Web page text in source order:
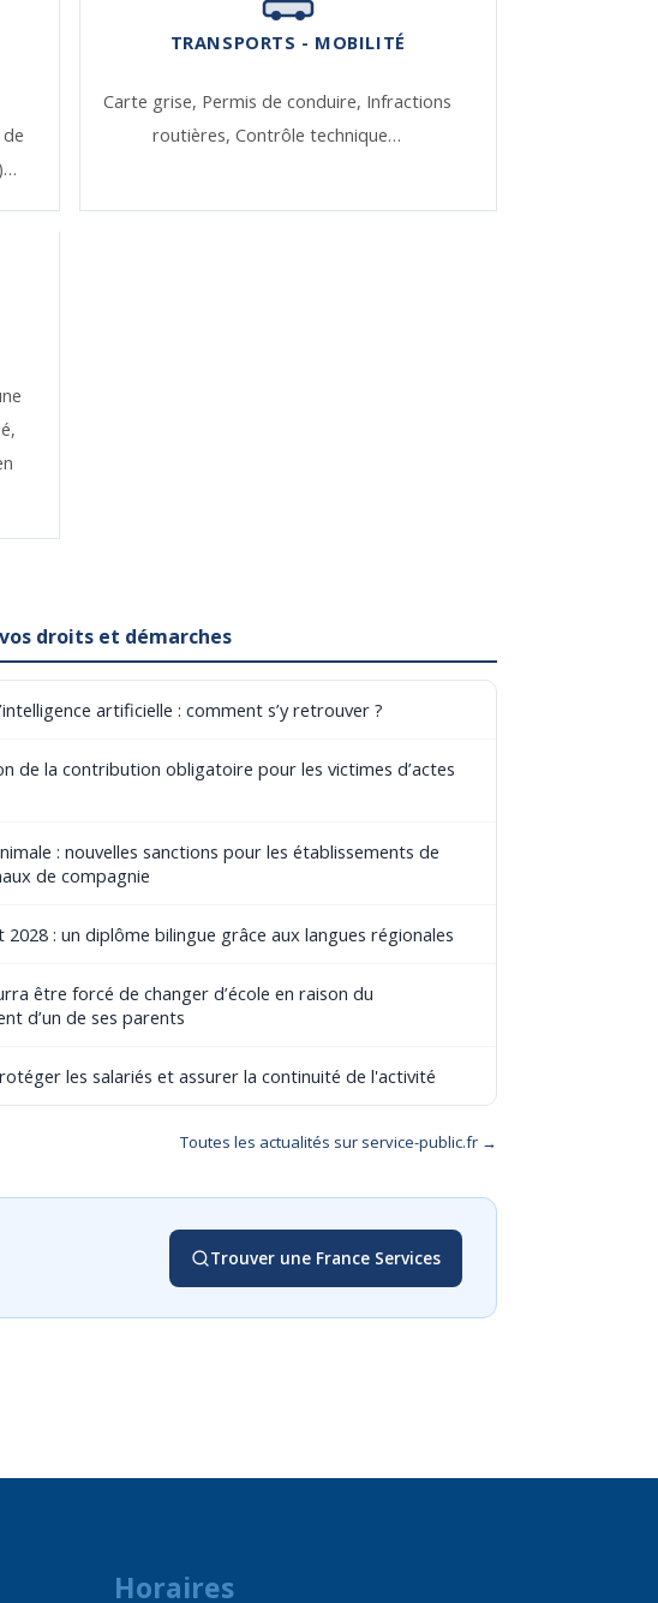
TRANSPORTS - MOBILITÉ
Carte grise, Permis de conduire, Infractions
routières,Contrôle technique…
droits et démarches
artificielle : comment s’y retrouver ?
de la contribution obligatoire pour les victimes d’actes
: nouvelles sanctions pour les établissements de
de compagnie
2028 : un diplôme bilingue grâce aux langues régionales
être forcé de changer d’école en raison du
d’un de ses parents
les salariés et assurer la continuité de l'activité
Toutes les actualités sur service-public.fr →
Trouver une France Services
Horaires